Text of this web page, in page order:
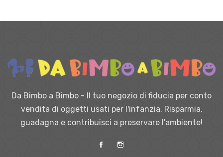
Da Bimbo a Bimbo - Il tuo negozio di fiducia per conto
vendita di oggetti usati per l'infanzia. Risparmia,
guadagna e contribuisci a preservare l'ambiente!